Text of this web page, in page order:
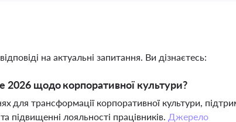
на актуальні запитання. Ви дізнаєтесь:
щодо корпоративної культури?
для трансформації корпоративної культури,
підвищенні лояльності працівників. Джерело